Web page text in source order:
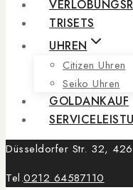
TRISETS
UHREN
Citizen Uhren
Seiko Uhren
GOLDANKAUF
Düsseldorfer Str. 32,
Tel.0212 64587110